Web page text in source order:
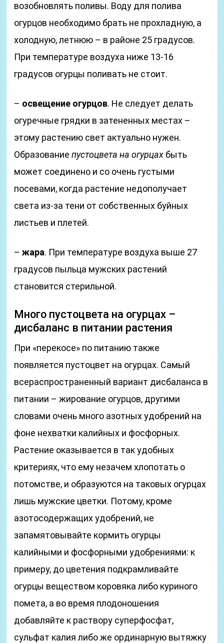
возобновлять поливы. Воду для полива
огурцов необходимо брать не прохладную, а
холодную, летнюю – в районе 25 градусов.
При температуре воздуха ниже 13-16
градусов огурцы поливать не стоит.
– освещение огурцов. Не следует делать
огуречные грядки в затененных местах –
этому растению свет актуально нужен.
Образованиепустоцвета на огурцах быть
может соединено и со очень густыми
посевами, когда растение недополучает
света из-за тени от собственных буйных
листьев и плетей.
–жара. При температуре воздуха выше 27
градусов пыльца мужских растений
становится стерильной.
Много пустоцвета на огурцах –
дисбаланс в питании растения
При «перекосе» по питанию также
появляется пустоцвет на огурцах. Самый
всераспространенный вариант дисбаланса в
питании – жирование огурцов, другими
словами очень много азотных удобрений на
фоне нехватки калийных и фосфорных.
Растение оказывается в так удобных
критериях, что ему незачем хлопотать о
потомстве, и образуются на таковых огурцах
лишь мужские цветки. Потому, кроме
азотосодержащих удобрений, не
запамятовывайте кормить огурцы
калийными и фосфорными удобрениями: к
примеру, до цветения подкрамливайте
огурцы веществом коровяка либо куриного
помета, а во время плодоношения
добавляйте к раствору суперфосфат,
сульфат калия либо же ординарную вытяжку